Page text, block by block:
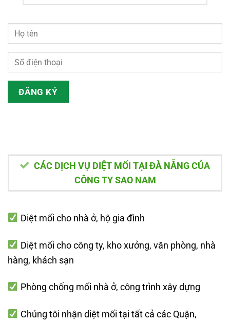
CÁC DỊCH VỤ DIỆT MỐI TẠI ĐÀ NẴNG CỦA
CÔNG TY SAO NAM
Diệt mối cho nhà ở, hộ gia đình
Diệt mối cho công ty, kho xưởng, văn phòng, nhà
hàng, khách sạn
Phòng chống mối nhà ở, công trình xây dựng
Chúng tôi nhận diệt mối tại tất cả các Quận,